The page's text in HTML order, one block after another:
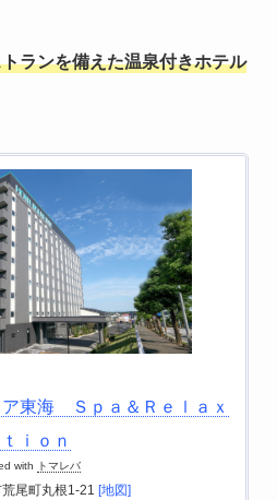
ランを備えた温泉付きホテル
東海 Ｓｐａ＆Ｒｅｌａｘ
ｔｉｏｎ
with トマレバ
尾町丸根1-21 [地図]